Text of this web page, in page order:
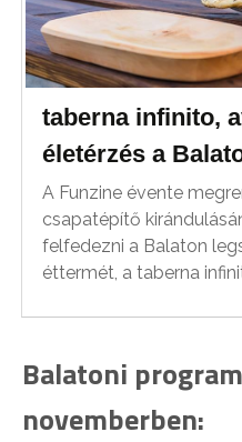
taberna infinito,
életérzés a
A Funzine évente
csapatépítő
felfedezni a Balaton
éttermét, a taberna
Balatoni
novemberben: